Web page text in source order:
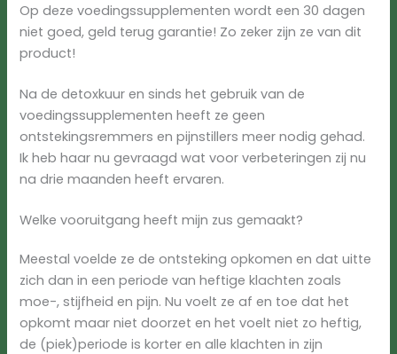
Op deze voedingssupplementen wordt een 30 dagen
niet goed, geld terug garantie! Zo zeker zijn ze van dit
product!
Na de detoxkuur en sinds het gebruik van de
voedingssupplementen heeft ze geen
ontstekingsremmers en pijnstillers meer nodig gehad.
Ik heb haar nu gevraagd wat voor verbeteringen zij nu
na drie maanden heeft ervaren.
Welke vooruitgang heeft mijn zus gemaakt?
Meestal voelde ze de ontsteking opkomen en dat uitte
zich dan in een periode van heftige klachten zoals
moe-, stijfheid en pijn. Nu voelt ze af en toe dat het
opkomt maar niet doorzet en het voelt niet zo heftig,
de (piek)periode is korter en alle klachten in zijn